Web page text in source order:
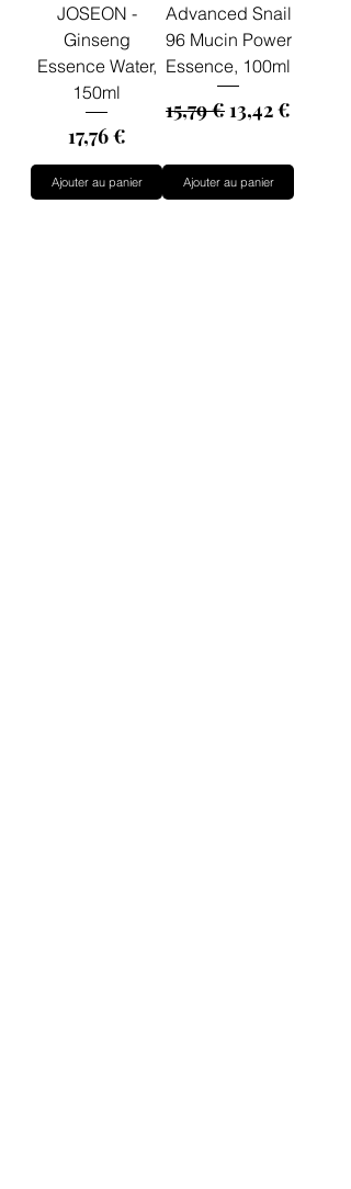
JOSEON -
Ginseng
Essence Water,
150ml
Prix
17,76 €
Ajouter au panier
Advanced Snail
96 Mucin Power
Essence, 100ml
Prix original
15,79 €Prix
13,42 €
Ajouter au panier